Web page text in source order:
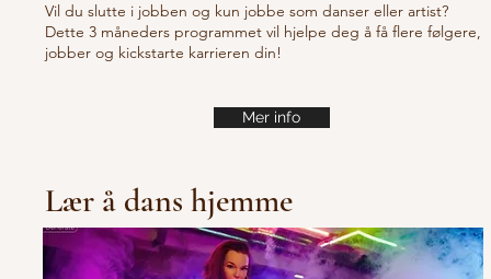
Vil du slutte i jobben og kun jobbe som danser eller artist?
Dette 3 måneders programmet vil hjelpe deg å få flere følgere,
jobber og kickstarte karrieren din!
Mer info
Lær å dans hjemme